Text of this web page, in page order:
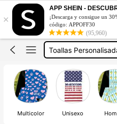
×
APP SHEIN -
¡Descarga y consigue un
código: APPOFF30
(95,960)
Pañuelos Con
Toallas
Toalla Bordada
Pañuelos Con
Multicolor Unisexo